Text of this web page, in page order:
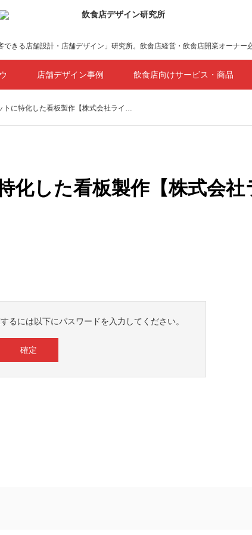
できる店舗設計・店舗デザイン」研究所。飲食店経営・飲食店開業オーナー
店舗デザイン事例 飲食店向けサービス・商品
トに特化した看板製作【株式会社ライ…
した看板製作【株式会社
るには以下にパスワードを入力してください。